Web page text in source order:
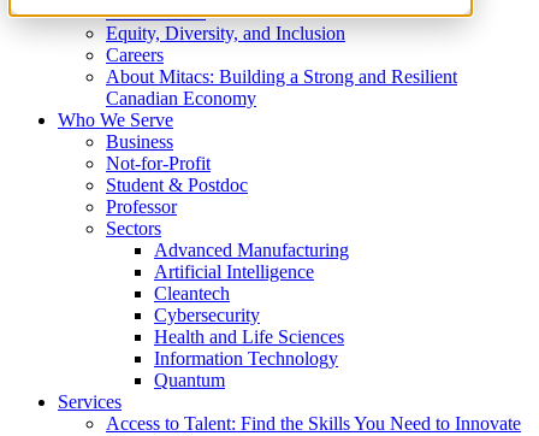
What We Do
Equity, Diversity, and Inclusion
Careers
About Mitacs: Building a Strong and Resilient
Canadian Economy
Who We Serve
Business
Not-for-Profit
Student & Postdoc
Professor
Sectors
Advanced Manufacturing
Artificial Intelligence
Cleantech
Cybersecurity
Health and Life Sciences
Information Technology
Quantum
Services
Access to Talent: Find the Skills You Need to Innovate